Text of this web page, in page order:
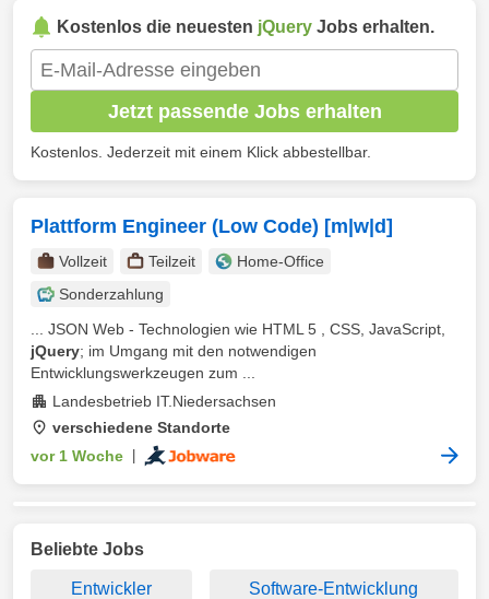
Kostenlos die neuesten jQuery Jobs erhalten.
Jetzt passende Jobs erhalten
Kostenlos. Jederzeit mit einem Klick abbestellbar.
Plattform Engineer (Low Code) [m|w|d]
Vollzeit Teilzeit
Home-Office
Sonderzahlung
... JSON Web - Technologien wie HTML 5 , CSS, JavaScript,
jQuery; im Umgang mit den notwendigen
Entwicklungswerkzeugen zum ...
Landesbetrieb IT.Niedersachsen
verschiedene Standorte
vor 1 Woche
Beliebte Jobs
Entwickler Software-Entwicklung